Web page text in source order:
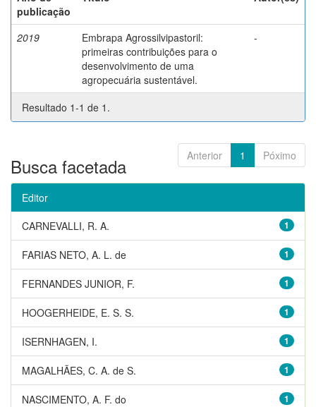
publicação
2019
Embrapa Agrossilvipastoril:
primeiras contribuições para o
desenvolvimento de uma
agropecuária sustentável.
-
Resultado 1-1 de 1.
Anterior 1 Póximo
Busca facetada
Editor
1
CARNEVALLI, R. A.
1
FARIAS NETO, A. L. de
1
FERNANDES JUNIOR, F.
1
HOOGERHEIDE, E. S. S.
1
ISERNHAGEN, I.
1
MAGALHÃES, C. A. de S.
1
NASCIMENTO, A. F. do